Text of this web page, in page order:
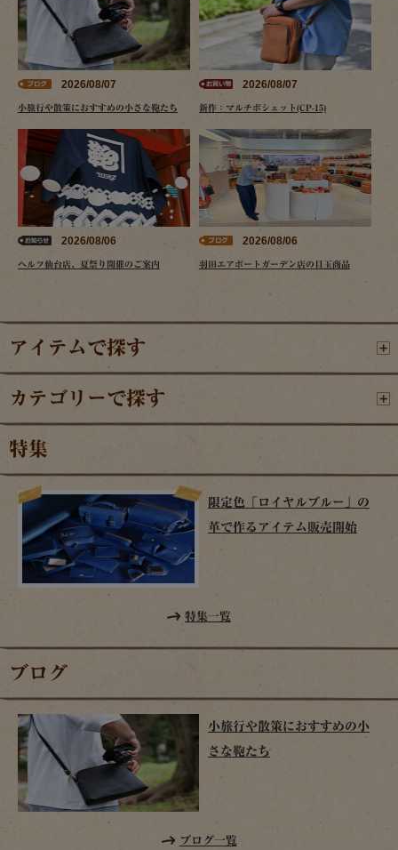
2026/08/07
小旅行や散策におすすめの小さな鞄たち
2026/08/07
新作：マルチポシェット(CP-15)
2026/08/06
ヘルツ仙台店、夏祭り開催のご案内
2026/08/06
羽田エアポートガーデン店の目玉商品
アイテムで探す
カテゴリーで探す
特集
限定色「ロイヤルブルー」の
革で作るアイテム販売開始
特集一覧
ブログ
小旅行や散策におすすめの小
さな鞄たち
ブログ一覧